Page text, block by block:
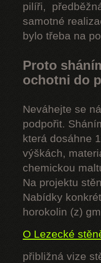
pilíři,
samotné
bylo třeba na
Proto
ochotni do
Neváhejte se
podpořit.
která dosáhne
výškách,
chemickou
Na projektu
Nabídky
horokolin (z)
O Lezecké
přibližná vize